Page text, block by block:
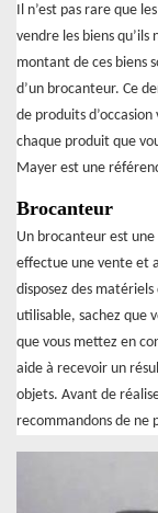
Il n’est pas rare que
vendre les biens qu’ils
montant de ces biens
d’un brocanteur. Ce
de produits
chaque produit que
Mayer est une
Brocanteur
Un brocanteur est une
effectue une vente et
disposez des matériels
utilisable, sachez que
que vous mettez en
aide à recevoir un
objets. Avant de
recommandons de ne